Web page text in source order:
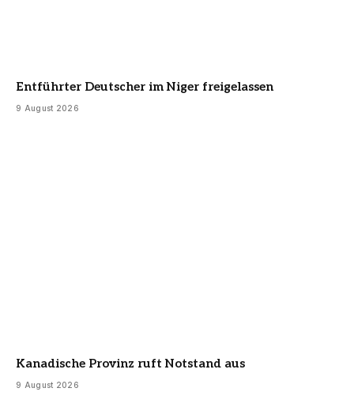
Entführter Deutscher im Niger freigelassen
9 August 2026
Kanadische Provinz ruft Notstand aus
9 August 2026